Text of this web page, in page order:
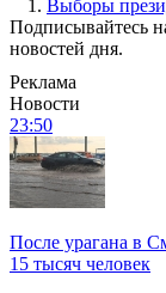
1. Выборы
Подписывайтесь
новостей дня.
Реклама
Новости
23:50
После урагана в
15 тысяч человек